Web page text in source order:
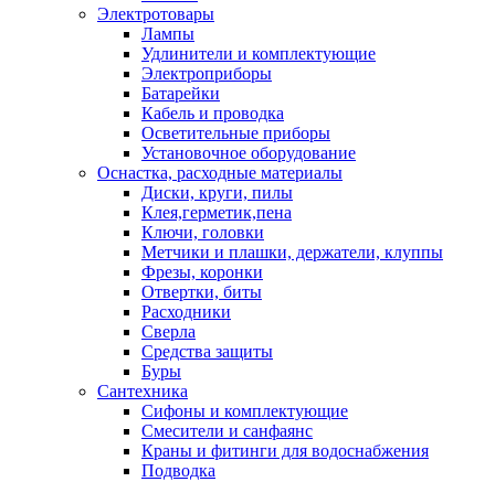
Электротовары
Лампы
Удлинители и комплектующие
Электроприборы
Батарейки
Кабель и проводка
Осветительные приборы
Установочное оборудование
Оснастка, расходные материалы
Диски, круги, пилы
Клея,герметик,пена
Ключи, головки
Метчики и плашки, держатели, клуппы
Фрезы, коронки
Отвертки, биты
Расходники
Сверла
Средства защиты
Буры
Сантехника
Сифоны и комплектующие
Смесители и санфаянс
Краны и фитинги для водоснабжения
Подводка